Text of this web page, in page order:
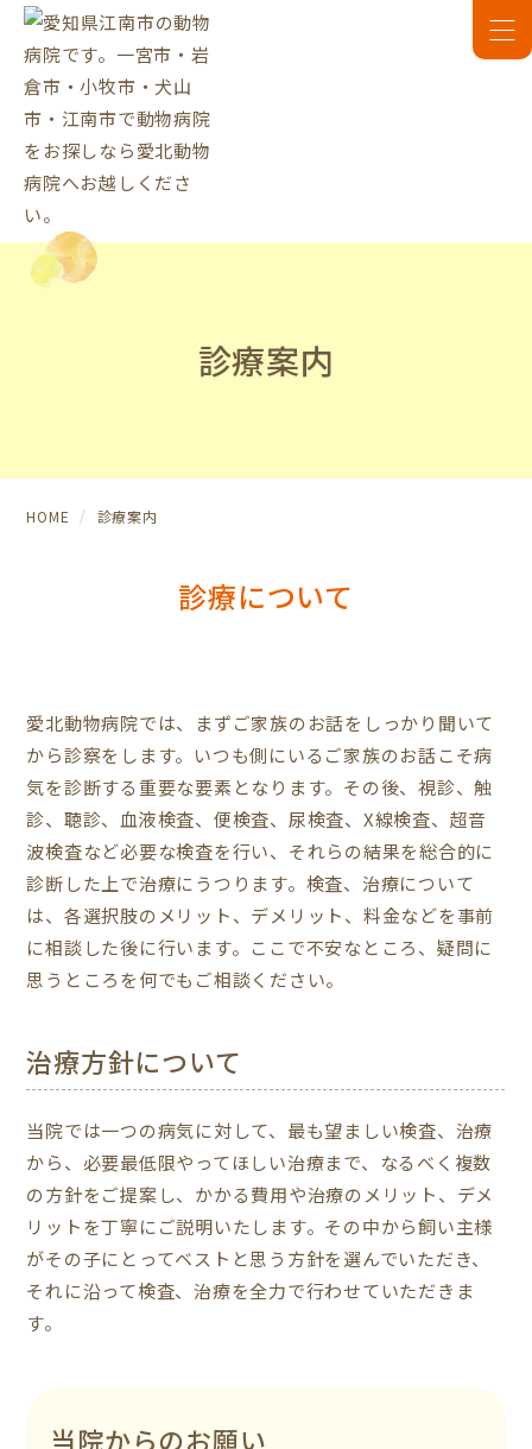
診療案内
HOME 診療案内
診療について
愛北動物病院では、まずご家族のお話をしっかり聞いて
から診察をします。いつも側にいるご家族のお話こそ病
気を診断する重要な要素となります。その後、視診、触
診、聴診、血液検査、便検査、尿検査、X線検査、超音
波検査など必要な検査を行い、それらの結果を総合的に
診断した上で治療にうつります。検査、治療について
は、各選択肢のメリット、デメリット、料金などを事前
に相談した後に行います。ここで不安なところ、疑問に
思うところを何でもご相談ください。
治療方針について
当院では一つの病気に対して、最も望ましい検査、治療
から、必要最低限やってほしい治療まで、なるべく複数
の方針をご提案し、かかる費用や治療のメリット、デメ
リットを丁寧にご説明いたします。その中から飼い主様
がその子にとってベストと思う方針を選んでいただき、
それに沿って検査、治療を全力で行わせていただきま
す。
当院からのお願い